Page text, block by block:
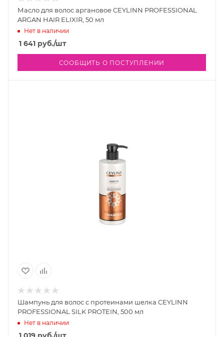
Масло для волос аргановое CEYLINN PROFESSIONAL
ARGAN HAIR ELIXIR, 50 мл
Нет в наличии
1 641 руб./шт
СООБЩИТЬ О ПОСТУПЛЕНИИ
Шампунь для волос с протеинами шелка CEYLINN
PROFESSIONAL SILK PROTEIN, 500 мл
Нет в наличии